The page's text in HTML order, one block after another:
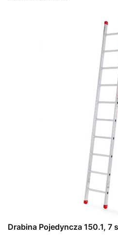
Drabina Pojedyncza 150.1, 7